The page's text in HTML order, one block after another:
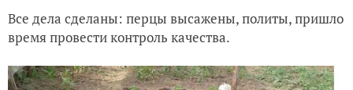
Все дела сделаны: перцы высажены, политы, пришло
время провести контроль качества.